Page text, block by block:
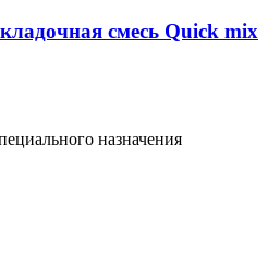
смесь Quick mix
назначения